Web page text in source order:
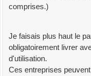
comprises.)
Je faisais plus haut le
obligatoirement livrer
d'utilisation.
Ces entreprises